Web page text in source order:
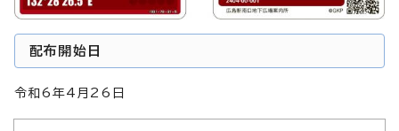
配布開始日
令和6年4月26日